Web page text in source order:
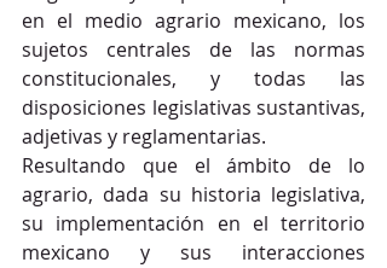
en el medio agrario mexicano, los
sujetos centrales de las normas
constitucionales, y todas las
disposiciones legislativas sustantivas,
adjetivas y reglamentarias.
Resultando que el ámbito de lo
agrario, dada su historia legislativa,
su implementación en el territorio
mexicano y sus interacciones